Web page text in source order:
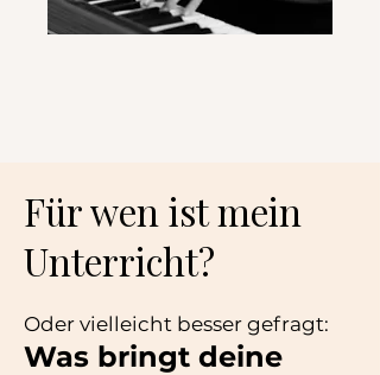
Für wen ist mein
Unterricht?
Oder vielleicht besser gefragt:
Was bringt deine